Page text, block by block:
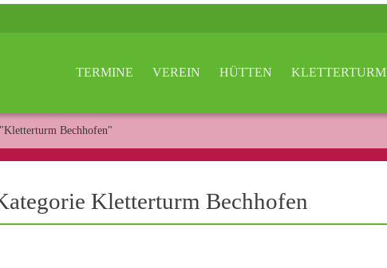
TERMINE VEREIN HÜTTEN KLETTERTURM
Bechhofen"
Kletterturm Bechhofen